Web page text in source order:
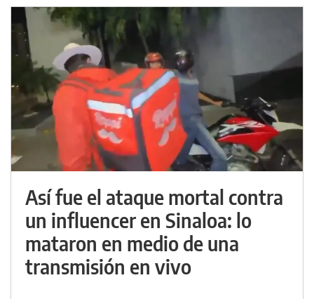
Así fue el ataque mortal contra
un influencer en Sinaloa: lo
mataron en medio de una
transmisión en vivo